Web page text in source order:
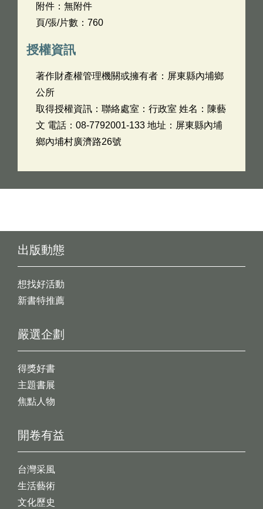
附件：無附件
頁/張/片數：760
授權資訊
著作財產權管理機關或擁有者：屏東縣內埔鄉
公所
取得授權資訊：聯絡處室：行政室 姓名：陳藝
文 電話：08-7792001-133 地址：屏東縣內埔
鄉內埔村廣濟路26號
出版動態
想找好活動
新書特推薦
開卷有益
台灣采風
生活藝術
文化歷史
嚴選企劃
得獎好書
主題書展
焦點人物